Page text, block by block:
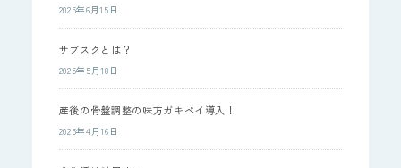
2025年6月15日
サブスクとは？
2025年5月18日
産後の骨盤調整の味方ガキペイ導入！
2025年4月16日